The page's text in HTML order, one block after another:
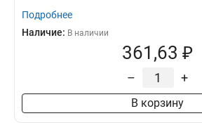
Подробнее
Наличие: В наличии
361,63 ₽
– +
В корзину